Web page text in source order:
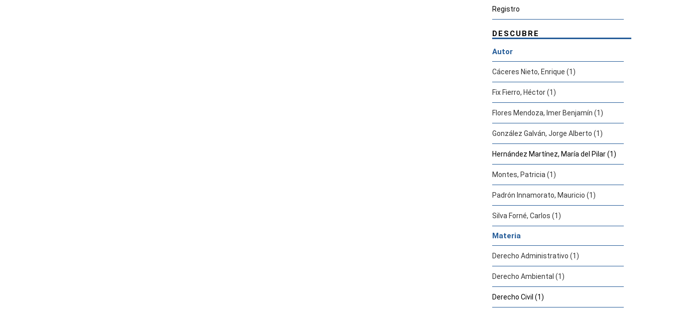
Registro
DESCUBRE
Autor
Cáceres Nieto, Enrique (1)
Fix Fierro, Héctor (1)
Flores Mendoza, Imer Benjamín (1)
González Galván, Jorge Alberto (1)
Hernández Martínez, María del Pilar (1)
Montes, Patricia (1)
Padrón Innamorato, Mauricio (1)
Silva Forné, Carlos (1)
Materia
Derecho Administrativo (1)
Derecho Ambiental (1)
Derecho Civil (1)